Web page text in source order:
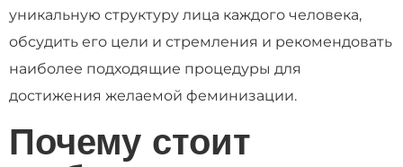
уникальную структуру лица каждого человека,
обсудить его цели и стремления и рекомендовать
наиболее подходящие процедуры для
достижения желаемой феминизации.
Почему стоит